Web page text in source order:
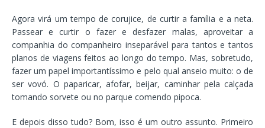
Agora virá um tempo de corujice, de curtir a família e a neta.
Passear e curtir o fazer e desfazer malas, aproveitar a
companhia do companheiro inseparável para tantos e tantos
planos de viagens feitos ao longo do tempo. Mas, sobretudo,
fazer um papel importantíssimo e pelo qual anseio muito: o de
ser vovó. O paparicar, afofar, beijar, caminhar pela calçada
tomando sorvete ou no parque comendo pipoca.
E depois disso tudo? Bom, isso é um outro assunto. Primeiro